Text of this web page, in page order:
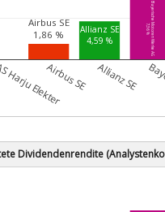
Airbus SE
1,86 % Allianz SE
4,59 % Bayerische Motoren Werke AG
7,36 %
Harju ElekterAirbus SE Allianz SE
Dividendenrendite